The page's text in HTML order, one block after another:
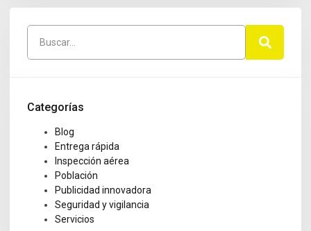
Categorías
Blog
Entrega rápida
Inspección aérea
Población
Publicidad innovadora
Seguridad y vigilancia
Servicios